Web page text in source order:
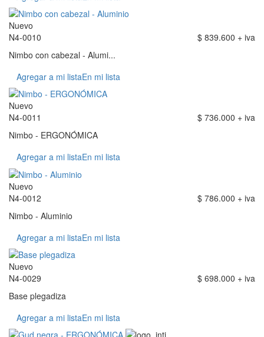
Nuevo
N4-0010
$ 839.600 + iva
Nimbo con cabezal - Alumi...
Agregar a mi listaEn mi lista
Nuevo
N4-0011
$ 736.000 + iva
Nimbo - ERGONÓMICA
Agregar a mi listaEn mi lista
Nuevo
N4-0012
$ 786.000 + iva
Nimbo - Aluminio
Agregar a mi listaEn mi lista
Nuevo
N4-0029
$ 698.000 + iva
Base plegadiza
Agregar a mi listaEn mi lista